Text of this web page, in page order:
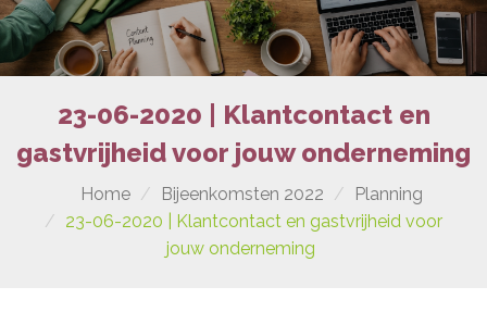
23-06-2020 | Klantcontact en
gastvrijheid voor jouw onderneming
Home Bijeenkomsten 2022
Planning
23-06-2020 | Klantcontact en gastvrijheid voor
jouw onderneming